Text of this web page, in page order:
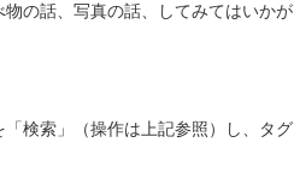
の話、写真の話、してみてはいかが
検索」（操作は上記参照）し、タグ